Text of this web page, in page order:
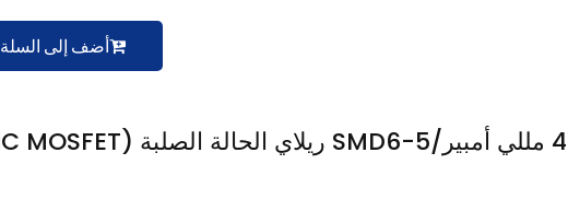
أضف إلى السلة